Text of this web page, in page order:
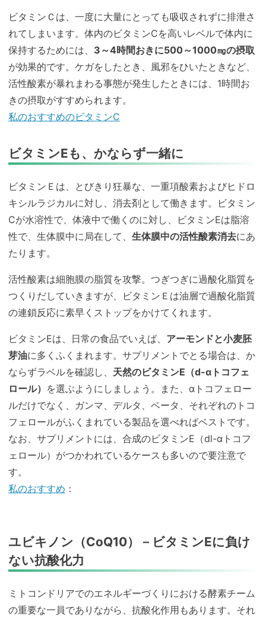
ビタミンＣは、一度に大量にとっても吸収されずに排泄さ
れてしまいます。体内のビタミンCを高いレベルで体内に
保持するためには、 3～4時間おきに500～1000㎎の摂取
が効果的です。ケガをしたとき、風邪をひいたときなど、
活性酸素が暴れまわる事態が発生したときには、1時間お
きの摂取がすすめられます。
私のおすすめのビタミンC
ビタミンEも、かならず一緒に
ビタミンＥは、とびきり狂暴な、一重項酸素およびヒドロ
キシルラジカルに対し、消去剤として働きます。ビタミン
Cが水溶性で、体液中で働くのに対し、ビタミンEは脂溶
性で、生体膜中に局在して、 生体膜中の活性酸素消去にあ
たります。
活性酸素は細胞膜の脂質を攻撃。つぎつぎに過酸化脂質を
つくりだしていきますが、ビタミンＥは油層で過酸化脂質
の連鎖反応に素早くストップをかけてくれます。
ビタミンEは、日常の食品でいえば、 アーモンドと小麦胚
芽油に多くふくまれます。サプリメントでとる場合は、か
ならずラベルを確認し、 天然のビタミンE（d-αトコフェ
ロール） を選ぶようにしましょう。また、αトコフェロー
ルだけでなく、ガンマ、デルタ、ベータ、それぞれのトコ
フェロールがふくまれている製品を選べればベストです。
なお、サプリメントには、合成のビタミンE（dl-αトコフ
ェロール）がつかわれているケースも多いので要注意で
す。
私のおすすめ ：
ユビキノン（CoQ10）－ビタミンEに負け
ない抗酸化力
ミトコンドリアでのエネルギーづくりにおける酵素チーム
の重要な一員でありながら、抗酸化作用もあります。それ